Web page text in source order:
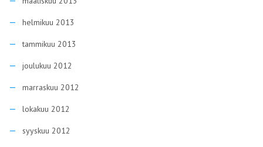
helmikuu 2013
tammikuu 2013
joulukuu 2012
marraskuu 2012
lokakuu 2012
syyskuu 2012